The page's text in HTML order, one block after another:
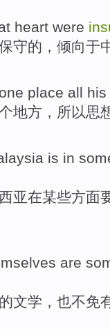
heart were
守的，倾向于
one place all his
地方 ，所以思
is in
亚在某些方面
are
的文学 ，也不免